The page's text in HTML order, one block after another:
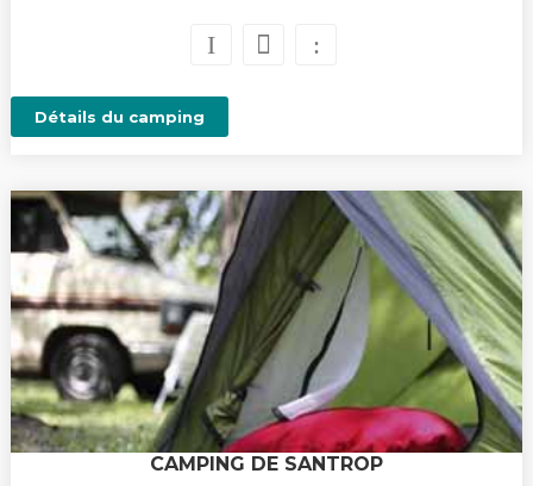
Détails du camping
CAMPING DE SANTROP